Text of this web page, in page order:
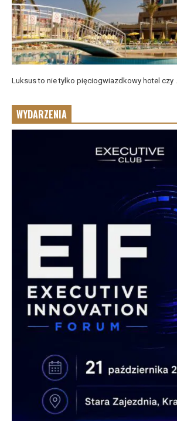
Luksus to nie tylko pięciogwiazdkowy hotel czy ...
WYDARZENIA